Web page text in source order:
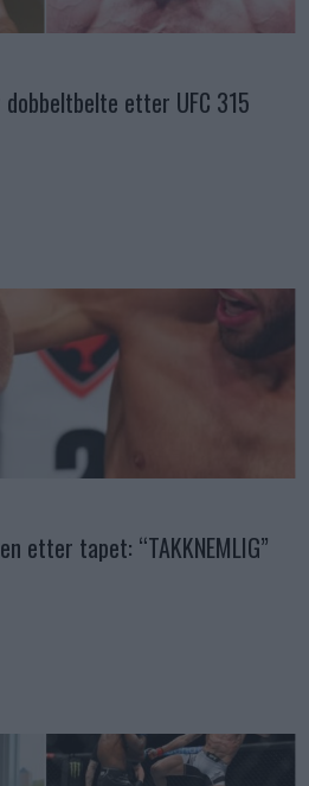
etter UFC 315
etter tapet: “TAKKNEMLIG”